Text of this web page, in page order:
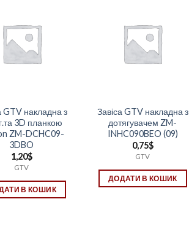
GTV накладна з
3D планкою
ZM-DCHC09-
3DBO
1,20$
GTV
В КОШИК
Завіса GTV накладна з
дотягувачем ZM-
INHC090BEO (09)
0,75$
GTV
ДОДАТИ В КОШИК